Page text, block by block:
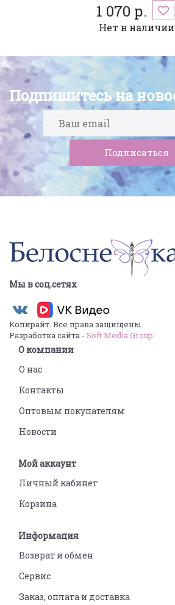
1 070 р.
Нет в наличии
Подпишитесь на
Мы в соц.сетях
Копирайт. Все права защищены
Разработка сайта - Soft Media Group
О компании
О нас
Контакты
Оптовым покупателям
Новости
Мой аккаунт
Личный кабинет
Корзина
Информация
Возврат и обмен
Сервис
Заказ, оплата и доставка